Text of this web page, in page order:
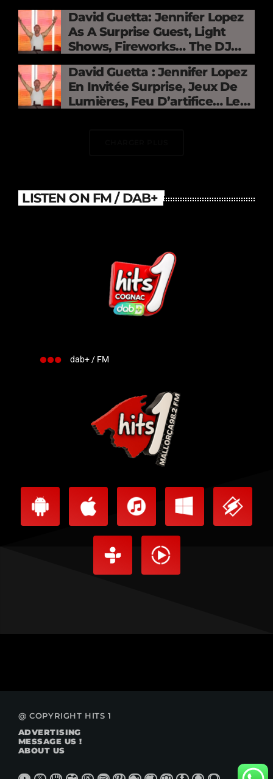
David Guetta: Jennifer Lopez
As A Surprise Guest, Light
Shows, Fireworks… The DJ
Electrifies The Stade De
France
David Guetta : Jennifer Lopez
En Invitée Surprise, Jeux De
Lumières, Feu D’artifice… Le
LISTEN ON FM / DAB+
dab+ / FM
@ COPYRIGHT HITS 1
ADVERTISING
MESSAGE US !
ABOUT US